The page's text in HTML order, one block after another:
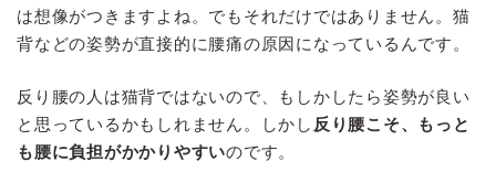
は想像がつきますよね。でもそれだけではありません。猫
背などの姿勢が直接的に腰痛の原因になっているんです。
反り腰の人は猫背ではないので、もしかしたら姿勢が良い
と思っているかもしれません。しかし 反り腰こそ、もっと
も腰に負担がかかりやすいのです。